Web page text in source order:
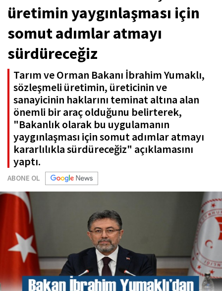
üretimin yaygınlaşması için
somut adımlar atmayı
sürdüreceğiz
Tarım ve Orman Bakanı İbrahim Yumaklı,
sözleşmeli üretimin, üreticinin ve
sanayicinin haklarını teminat altına alan
önemli bir araç olduğunu belirterek,
"Bakanlık olarak bu uygulamanın
yaygınlaşması için somut adımlar atmayı
kararlılıkla sürdüreceğiz" açıklamasını
yaptı.
ABONE OL